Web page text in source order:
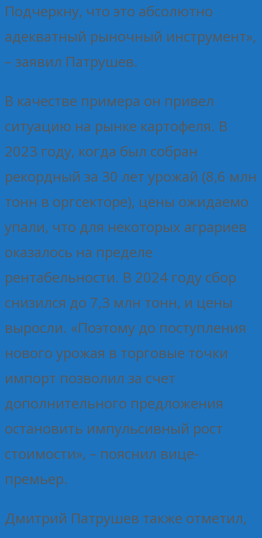
Подчеркну, что это абсолютно
адекватный рыночный инструмент»,
– заявил Патрушев.
В качестве примера он привел
ситуацию на рынке картофеля. В
2023 году, когда был собран
рекордный за 30 лет урожай (8,6 млн
тонн в оргсекторе), цены ожидаемо
упали, что для некоторых аграриев
оказалось на пределе
рентабельности. В 2024 году сбор
снизился до 7,3 млн тонн, и цены
выросли. «Поэтому до поступления
нового урожая в торговые точки
импорт позволил за счет
дополнительного предложения
остановить импульсивный рост
стоимости», – пояснил вице-
премьер.
Дмитрий Патрушев также отметил,